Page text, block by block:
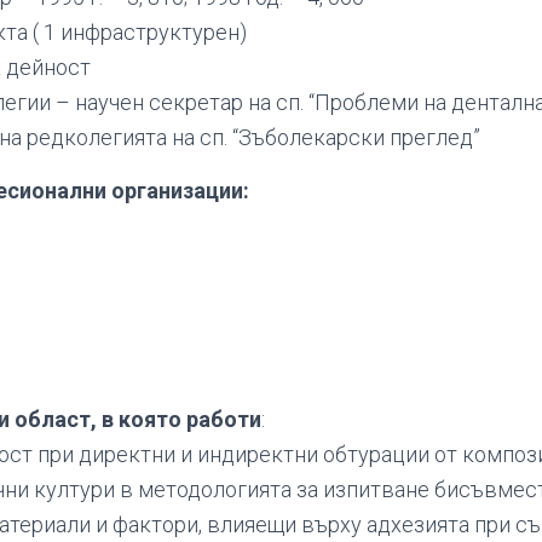
( 1 инфраструктурен)
дейност
– научен секретар на сп. “Проблеми на
редколегията на сп. “Зъболекарски преглед”
организации:
област, в която работи:
при директни и индиректни обтурации от
култури в методологията за изпитване
и фактори, влияещи върху адхезията при